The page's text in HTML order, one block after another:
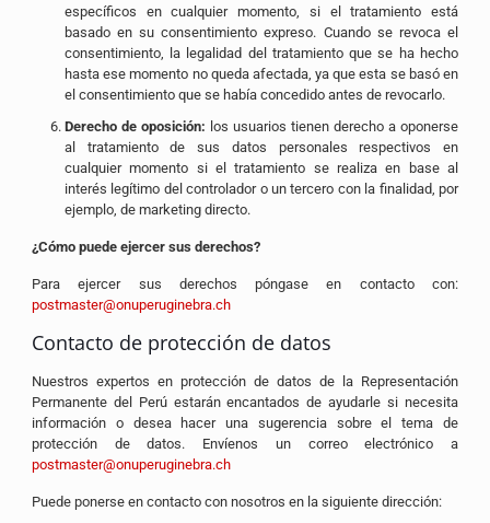
específicos en cualquier momento, si el tratamiento está
basado en su consentimiento expreso. Cuando se revoca el
consentimiento, la legalidad del tratamiento que se ha hecho
hasta ese momento no queda afectada, ya que esta se basó en
el consentimiento que se había concedido antes de revocarlo.
Derecho de oposición: los usuarios tienen derecho a oponerse
al tratamiento de sus datos personales respectivos en
cualquier momento si el tratamiento se realiza en base al
interés legítimo del controlador o un tercero con la finalidad, por
ejemplo, de marketing directo.
¿Cómo puede ejercer sus derechos?
Para ejercer sus derechos póngase en contacto con:
postmaster@onuperuginebra.ch
Contacto de protección de datos
Nuestros expertos en protección de datos de la Representación
Permanente del Perú estarán encantados de ayudarle si necesita
información o desea hacer una sugerencia sobre el tema de
protección de datos. Envíenos un correo electrónico a
postmaster@onuperuginebra.ch
Puede ponerse en contacto con nosotros en la siguiente dirección: